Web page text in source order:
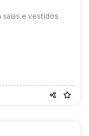
saias e vestidos